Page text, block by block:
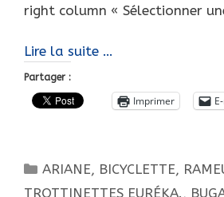
right column « Sélectionner
Lire la suite …
Noël,
une
« La
Collection
Partager :
Imprimer
Catégories
ARIANE, BICYCLETTE,
TROTTINETTES EURÉKA. ,